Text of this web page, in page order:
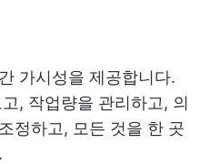
가시성을 제공합니다.
, 작업량을 관리하고, 의
정하고, 모든 것을 한 곳